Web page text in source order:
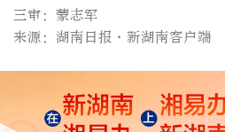
三审：蒙志军
来源：湖南日报·新湖南客户端